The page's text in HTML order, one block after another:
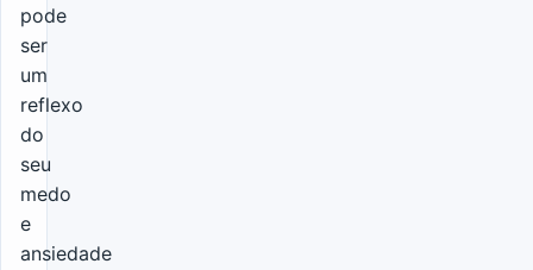
pode
ser
um
reflexo
do
seu
medo
e
ansiedade